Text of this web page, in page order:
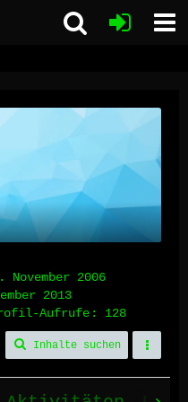
2006
2013
Aufrufe 128
Inhalte suchen